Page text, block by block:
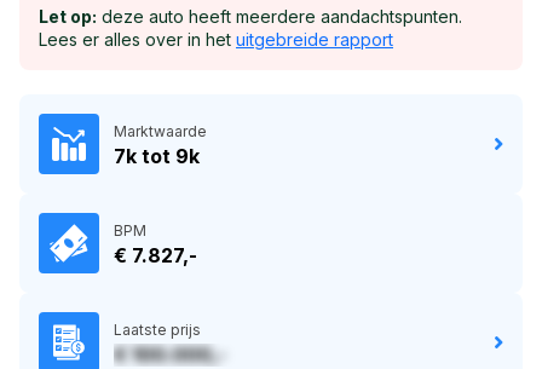
Let op: deze auto heeft meerdere aandachtspunten.
Lees er alles over in het uitgebreide rapport
Marktwaarde
7k tot 9k
BPM
€ 7.827,-
Laatste prijs
€ 100.000,-